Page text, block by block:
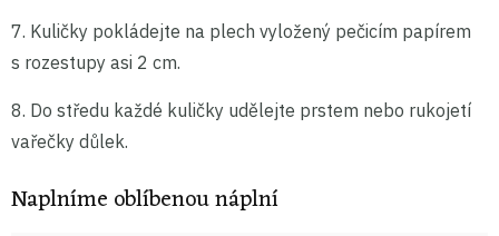
7. Kuličky pokládejte na plech vyložený pečicím papírem
s rozestupy asi 2 cm.
8. Do středu každé kuličky udělejte prstem nebo rukojetí
vařečky důlek.
Naplníme oblíbenou náplní